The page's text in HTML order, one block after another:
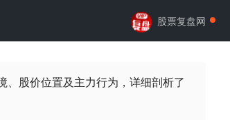
股价位置及主力行为，详细剖析了
股票复盘网